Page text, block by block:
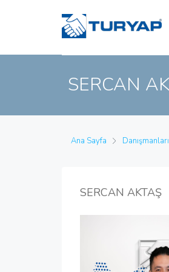
SERCAN
Ana Sayfa
SERCAN AKTAŞ